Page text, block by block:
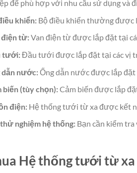
để phù hợp với nhu cầu sử dụng và
khiển:Bộ điều khiển thường được
điện từ:Van điện từ được lắp đặt tại
tưới:Đầu tưới được lắp đặt tại các vị
dẫn nước:Ống dẫn nước được lắp đặt
biến (tùy chọn):Cảm biến được lắp
điện:Hệ thống tưới từ xa được kết
nghiệm hệ thống:Bạn cần kiểm tra
Hệ thống tưới từ xa